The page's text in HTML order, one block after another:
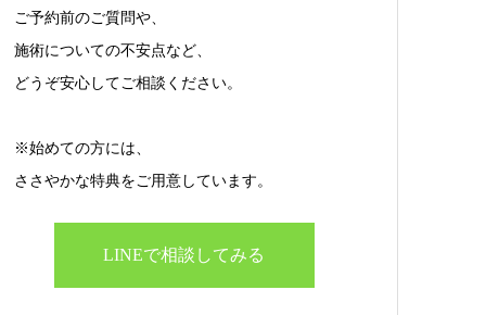
ご予約前のご質問や、
施術についての不安点など、
どうぞ安心してご相談ください。
※始めての方には、
ささやかな特典をご用意しています。
LINEで相談してみる